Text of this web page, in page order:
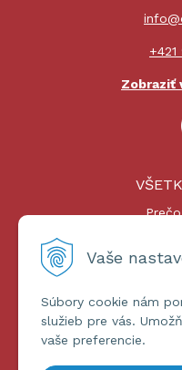
Vaše
Súbory cookie nám
služieb pre vás.
vaše preferencie.
Zobraziť